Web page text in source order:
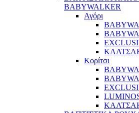
BABYWALKER
Αγόρι
Κορίτσι